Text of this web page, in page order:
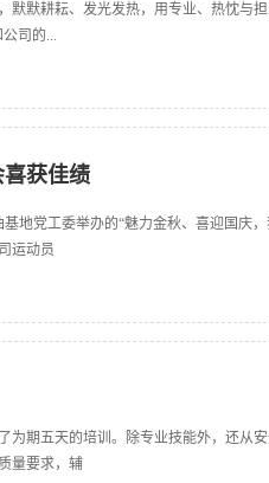
默耕耘、发光发热，用专业、热忱与
司的...
获佳绩
地党工委举办的“魅力金秋、喜迎国庆
运动员
为期五天的培训。除专业技能外，还从
量要求，辅